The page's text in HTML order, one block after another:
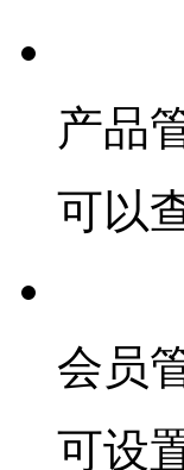
产品
可以
会员
可设